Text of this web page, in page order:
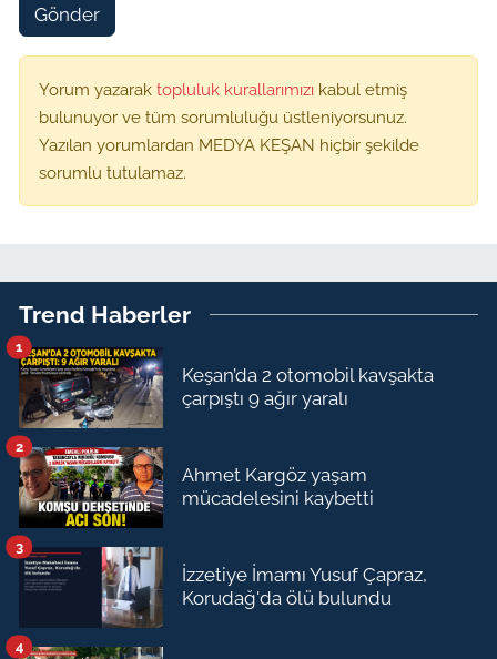
Gönder
Yorum yazarak topluluk kurallarımızı kabul etmiş
bulunuyor ve tüm sorumluluğu üstleniyorsunuz.
Yazılan yorumlardan MEDYA KEŞAN hiçbir şekilde
sorumlu tutulamaz.
Trend Haberler
Keşan’da 2 otomobil kavşakta
çarpıştı 9 ağır yaralı
1
Ahmet Kargöz yaşam
mücadelesini kaybetti
2
İzzetiye İmamı Yusuf Çapraz,
Korudağ'da ölü bulundu
3
4